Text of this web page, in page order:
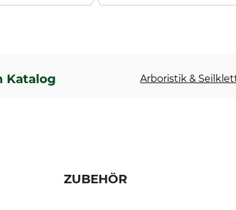
Katalog Arboristik &
ZUBEHÖR